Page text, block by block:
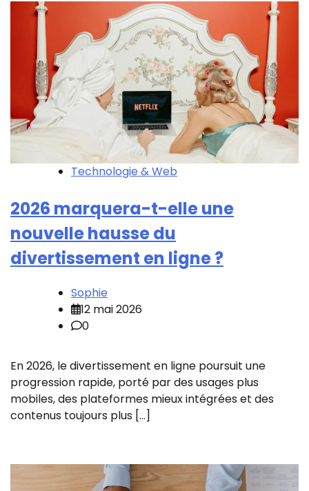
Technologie & Web
2026 marquera-t-elle une
nouvelle hausse du
divertissement en ligne ?
Sophie
12 mai 2026
0
En 2026, le divertissement en ligne poursuit une
progression rapide, porté par des usages plus
mobiles, des plateformes mieux intégrées et des
contenus toujours plus […]